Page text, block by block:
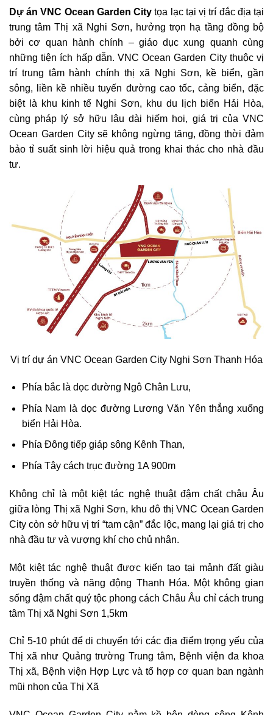
Dự án VNC Ocean Garden City tọa lạc tại vị trí đắc địa tại
trung tâm Thị xã Nghi Sơn, hưởng trọn hạ tầng đồng bộ
bởi cơ quan hành chính – giáo dục xung quanh cùng
những tiện ích hấp dẫn. VNC Ocean Garden City thuộc vị
trí trung tâm hành chính thị xã Nghi Sơn, kề biển, gần
sông, liền kề nhiều tuyến đường cao tốc, cảng biển, đặc
biệt là khu kinh tế Nghi Sơn, khu du lịch biển Hải Hòa,
cùng pháp lý sở hữu lâu dài hiếm hoi, giá trị của VNC
Ocean Garden City sẽ không ngừng tăng, đồng thời đảm
bảo tỉ suất sinh lời hiệu quả trong khai thác cho nhà đầu
tư.
Vị trí dự án VNC Ocean Garden City Nghi Sơn Thanh Hóa
Phía bắc là dọc đường Ngô Chân Lưu,
Phía Nam là dọc đường Lương Văn Yên thẳng xuống
biển Hải Hòa.
Phía Đông tiếp giáp sông Kênh Than,
Phía Tây cách trục đường 1A 900m
Không chỉ là một kiệt tác nghệ thuật đậm chất châu Âu
giữa lòng Thị xã Nghi Sơn, khu đô thị VNC Ocean Garden
City còn sở hữu vị trí “tam cận” đắc lộc, mang lại giá trị cho
nhà đầu tư và vượng khí cho chủ nhân.
Một kiệt tác nghệ thuật được kiến tạo tại mảnh đất giàu
truyền thống và năng động Thanh Hóa. Một không gian
sống đậm chất quý tộc phong cách Châu Âu chỉ cách trung
tâm Thị xã Nghi Sơn 1,5km
Chỉ 5-10 phút để di chuyển tới các địa điểm trọng yếu của
Thị xã như Quảng trường Trung tâm, Bệnh viện đa khoa
Thị xã, Bệnh viện Hợp Lực và tổ hợp cơ quan ban ngành
mũi nhọn của Thị Xã